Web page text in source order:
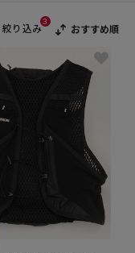
絞り込み
3
おすすめ順